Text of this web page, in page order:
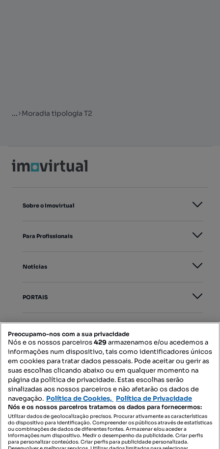
... Moradia tipologia T2
Sobre o Imovirtual
Para Profissionais
Notícias
PORTAIS
Contacte-nos
SIGA-NOS:
DESCARREGAR NA:
Preocupamo-nos com a sua privacidade
Nós e os nossos parceiros429armazenamos e/ou acedemos a
informações num dispositivo, tais como identificadores únicos
em cookies para tratar dados pessoais. Pode aceitar ou gerir as
suas escolhas clicando abaixo ou em qualquer momento na
página da política de privacidade. Estas escolhas serão
sinalizadas aos nossos parceiros e não afetarão os dados de
navegação. Política de Cookies, Política de Privacidade
Nós e os nossos parceiros tratamos os dados para fornecermos:
Utilizar dados de geolocalização precisos. Procurar ativamente as características
do dispositivo para identificação. Compreender os públicos através de estatísticas
ou combinações de dados de diferentes fontes. Armazenar e/ou aceder a
informações num dispositivo. Medir o desempenho da publicidade. Criar perfis
para personalizar conteúdos. Criar perfis para publicidade personalizada.